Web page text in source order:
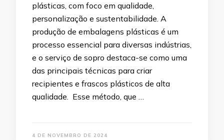
plásticas, com foco em qualidade,
personalização e sustentabilidade. A
produção de embalagens plásticas é um
processo essencial para diversas indústrias,
e o serviço de sopro destaca-se como uma
das principais técnicas para criar
recipientes e frascos plásticos de alta
qualidade. Esse método, que …
4 DE NOVEMBRO DE 2024